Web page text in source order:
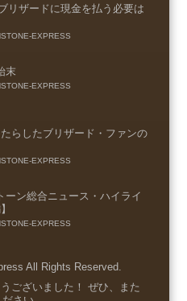
リザードに現金を払う必要は
EXPRESS
末
EXPRESS
らしたブリザード・ファンの
EXPRESS
ーン総合ニュース・ハイライ
EXPRESS
All Rights Reserved.
ございました！ ぜひ、また